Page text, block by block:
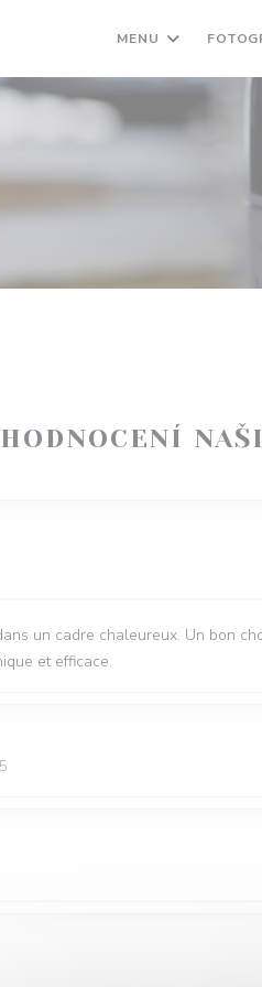
MENU
HODNOCENÍ
un cadre chaleureux. Un bon
et efficace.